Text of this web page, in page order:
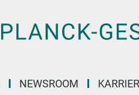
NEWSROOM